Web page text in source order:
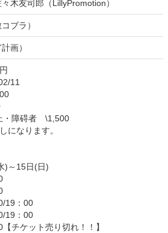
木友司郎（LillyPromotion）
ブラ）
画）
11
・障碍者 \1,500
になります。
)～15日(日)
19：00
19：00
チケット売り切れ！！】